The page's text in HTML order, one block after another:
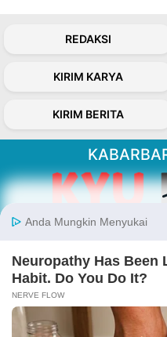
REDAKSI
KIRIM KARYA
KIRIM BERITA
Kabarbaru.co